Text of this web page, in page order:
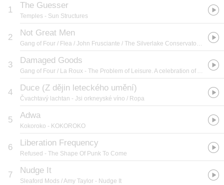
1 The Guesser
Temples - Sun Structures
2 Not Great Men
Gang of Four / Flea / John Frusciante / The Silverlake Conservatory Youth Chorale
3 Damaged Goods
Gang of Four / La Roux - The Problem of Leisure. A celebration of Andy Gill and Gang of Four
4 Duce (Z dějin leteckého umění)
Čvachtavý lachtan - Jsi orkneyské víno / Ropa
5 Adwa
Kokoroko - KOKOROKO
6 Liberation Frequency
Refused - The Shape Of Punk To Come
7 Nudge It
Sleaford Mods / Amy Taylor - Nudge It